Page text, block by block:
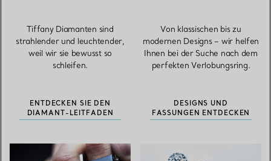
Tiffany Diamanten sind
strahlender und leuchtender,
weil wir sie bewusst so
schleifen.
ENTDECKEN SIE DEN
DIAMANT-LEITFADEN
Von klassischen bis zu
modernen Designs – wir helfen
Ihnen bei der Suche nach dem
perfekten Verlobungsring.
DESIGNS UND
FASSUNGEN ENTDECKEN